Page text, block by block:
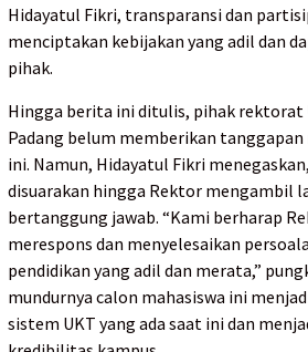
Hidayatul Fikri, transparansi dan
menciptakan kebijakan yang adil dan
pihak.
Hingga berita ini ditulis, pihak rektorat
Padang belum memberikan
ini. Namun, Hidayatul Fikri
disuarakan hingga Rektor mengambil
bertanggung jawab. “Kami berharap
merespons dan menyelesaikan
pendidikan yang adil dan merata,”
mundurnya calon mahasiswa ini
sistem UKT yang ada saat ini dan